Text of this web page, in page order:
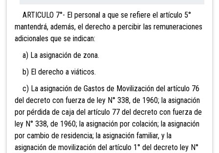
ARTICULO 7°- El personal a que se refiere el artículo 5°
mantendrá, además, el derecho a percibir las remuneraciones
adicionales que se indican:
a) La asignación de zona.
b) El derecho a viáticos.
c) La asignación de Gastos de Movilización del artículo 76
del decreto con fuerza de ley N° 338, de 1960; la asignación
por pérdida de caja del artículo 77 del decreto con fuerza de
ley N° 338, de 1960; la asignación por colación; la asignación
por cambio de residencia; la asignación familiar, y la
asignación de movilización del artículo 1° del decreto ley N°